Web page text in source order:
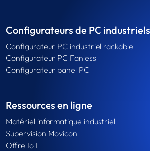
Configurateurs de PC industriels
Configurateur PC industriel rackable
Configurateur PC Fanless
Configurateur panel PC
Ressources en ligne
Matériel informatique industriel
Supervision Movicon
Offre IoT